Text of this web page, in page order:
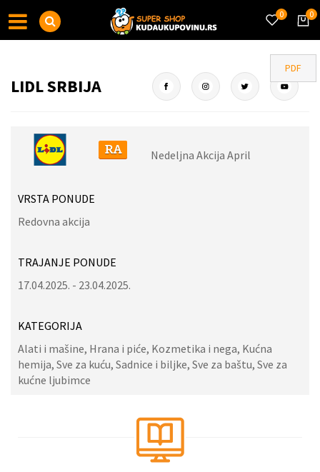
0
0
LIDL SRBIJA
Nedeljna Akcija April
PDF
VRSTA PONUDE
Redovna akcija
TRAJANJE PONUDE
17.04.2025. - 23.04.2025.
KATEGORIJA
Alati i mašine, Hrana i piće, Kozmetika i nega, Kućna
hemija, Sve za kuću, Sadnice i biljke, Sve za baštu, Sve za
kućne ljubimce